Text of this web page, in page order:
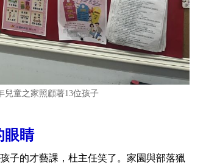
童之家照顧著13位孩子
眼睛
子的才藝課，杜主任笑了。家園與部落獵